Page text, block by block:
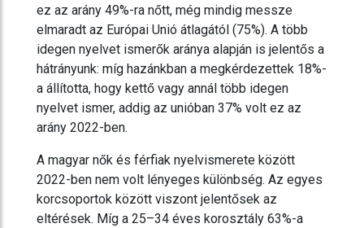
ez az arány 49%-ra nőtt, még mindig messze
elmaradt az Európai Unió átlagától (75%). A több
idegen nyelvet ismerők aránya alapján is jelentős a
hátrányunk: míg hazánkban a megkérdezettek 18%-
a állította, hogy kettő vagy annál több idegen
nyelvet ismer, addig az unióban 37% volt ez az
arány 2022-ben.
A magyar nők és férfiak nyelvismerete között
2022-ben nem volt lényeges különbség. Az egyes
korcsoportok között viszont jelentősek az
eltérések. Míg a 25–34 éves korosztály 63%-a